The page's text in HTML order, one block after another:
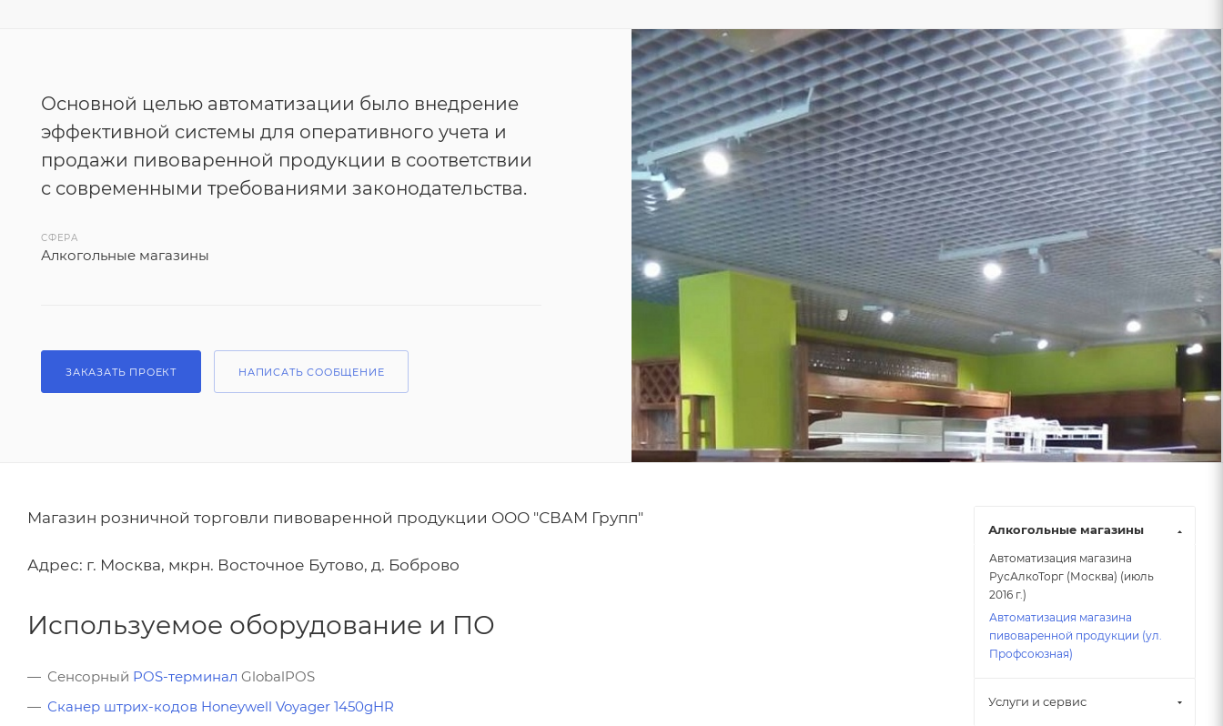
Основной целью автоматизации было внедрение
эффективной системы для оперативного учета и
продажи пивоваренной продукции в соответствии
с современными требованиями законодательства.
СФЕРА
Алкогольные магазины
ЗАКАЗАТЬ ПРОЕКТ НАПИСАТЬ СООБЩЕНИЕ
Магазин розничной торговли пивоваренной продукции ООО "СВАМ Групп"
Адрес: г. Москва, мкрн. Восточное Бутово, д. Боброво
Используемое оборудование и ПО
Сенсорный POS-терминал GlobalPOS
Сканер штрих-кодов Honeywell Voyager 1450gHR
Алкогольные магазины
Автоматизация магазина
РусАлкоТорг (Москва) (июль
2016 г.)
Автоматизация магазина
пивоваренной продукции (ул.
Профсоюзная)
Услуги и сервис